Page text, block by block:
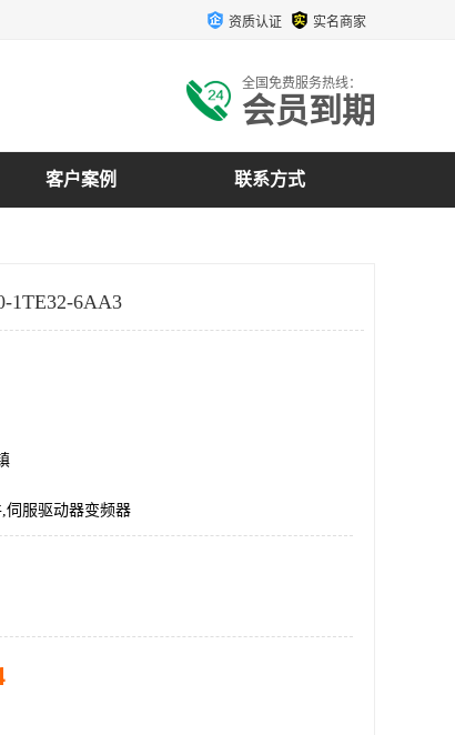
资质认证 实名商家
全国免费服务热线：
会员到期
客户案例 联系方式
1TE32-6AA3
伺服驱动器变频器